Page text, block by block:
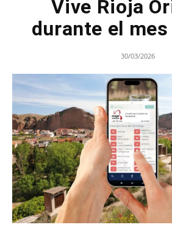
Vive Rioja
durante el
30/03/2026